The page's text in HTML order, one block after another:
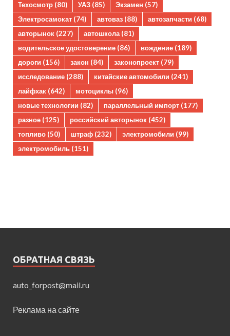
Техосмотр (80) УАЗ (85) Экзамен (57)
Электросамокат (74) автоваз (88) автозапчасти (68)
авторынок (227) автошкола(81)
водительское удостоверение (86) вождение (189)
дороги (156) закон (84) законопроект (79)
исследование (288) китайские автомобили (241)
лайфхак (642) мотоциклы (96)
новые технологии (82) параллельный импорт (177)
разное (125) российский авторынок (452)
топливо (50) штраф (232) электромобили (99)
электромобиль (151)
ОБРАТНАЯ СВЯЗЬ
auto_forpost@mail.ru
Реклама на сайте